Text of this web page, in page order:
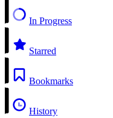
In Progress
Starred
Bookmarks
History